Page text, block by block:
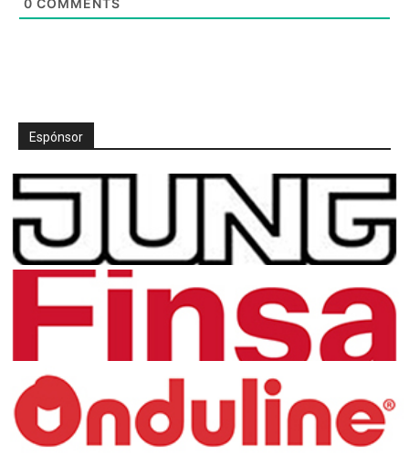
0 COMMENTS
Espónsor